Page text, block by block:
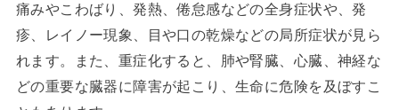
痛みやこわばり、発熱、倦怠感などの全身症状や、発
疹、レイノー現象、目や口の乾燥などの局所症状が見ら
れます。また、重症化すると、肺や腎臓、心臓、神経な
どの重要な臓器に障害が起こり、生命に危険を及ぼすこ